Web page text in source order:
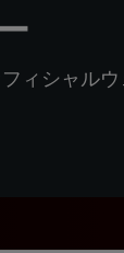
ィシャル